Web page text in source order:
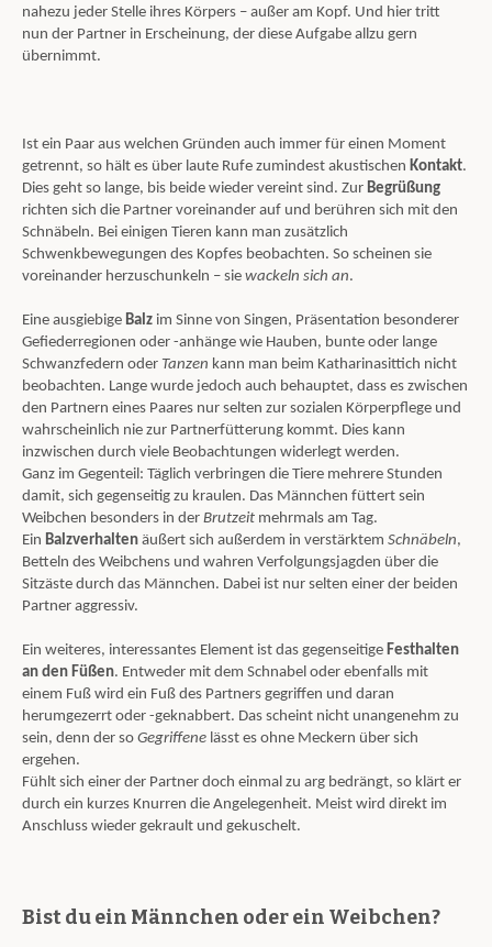
nahezu jeder Stelle ihres Körpers – außer am Kopf. Und hier tritt
nun der Partner in Erscheinung, der diese Aufgabe allzu gern
übernimmt.
Ist ein Paar aus welchen Gründen auch immer für einen Moment
getrennt, so hält es über laute Rufe zumindest akustischen Kontakt.
Dies geht so lange, bis beide wieder vereint sind. Zur Begrüßung
richten sich die Partner voreinander auf und berühren sich mit den
Schnäbeln. Bei einigen Tieren kann man zusätzlich
Schwenkbewegungen des Kopfes beobachten. So scheinen sie
voreinander herzuschunkeln – siewackeln sich an.
Eine ausgiebige Balz im Sinne von Singen, Präsentation besonderer
Gefiederregionen oder -anhänge wie Hauben, bunte oder lange
Schwanzfedern oder Tanzen kann man beim Katharinasittich nicht
beobachten. Lange wurde jedoch auch behauptet, dass es zwischen
den Partnern eines Paares nur selten zur sozialen Körperpflege und
wahrscheinlich nie zur Partnerfütterung kommt. Dies kann
inzwischen durch viele Beobachtungen widerlegt werden.
Ganz im Gegenteil: Täglich verbringen die Tiere mehrere Stunden
damit, sich gegenseitig zu kraulen. Das Männchen füttert sein
Weibchen besonders in derBrutzeit mehrmals am Tag.
Ein Balzverhalten äußert sich außerdem in verstärktemSchnäbeln,
Betteln des Weibchens und wahren Verfolgungsjagden über die
Sitzäste durch das Männchen. Dabei ist nur selten einer der beiden
Partner aggressiv.
Ein weiteres, interessantes Element ist das gegenseitige Festhalten
an den Füßen. Entweder mit dem Schnabel oder ebenfalls mit
einem Fuß wird ein Fuß des Partners gegriffen und daran
herumgezerrt oder -geknabbert. Das scheint nicht unangenehm zu
sein, denn der soGegriffene lässt es ohne Meckern über sich
ergehen.
Fühlt sich einer der Partner doch einmal zu arg bedrängt, so klärt er
durch ein kurzes Knurren die Angelegenheit. Meist wird direkt im
Anschluss wieder gekrault und gekuschelt.
Bist du ein Männchen oder ein Weibchen?